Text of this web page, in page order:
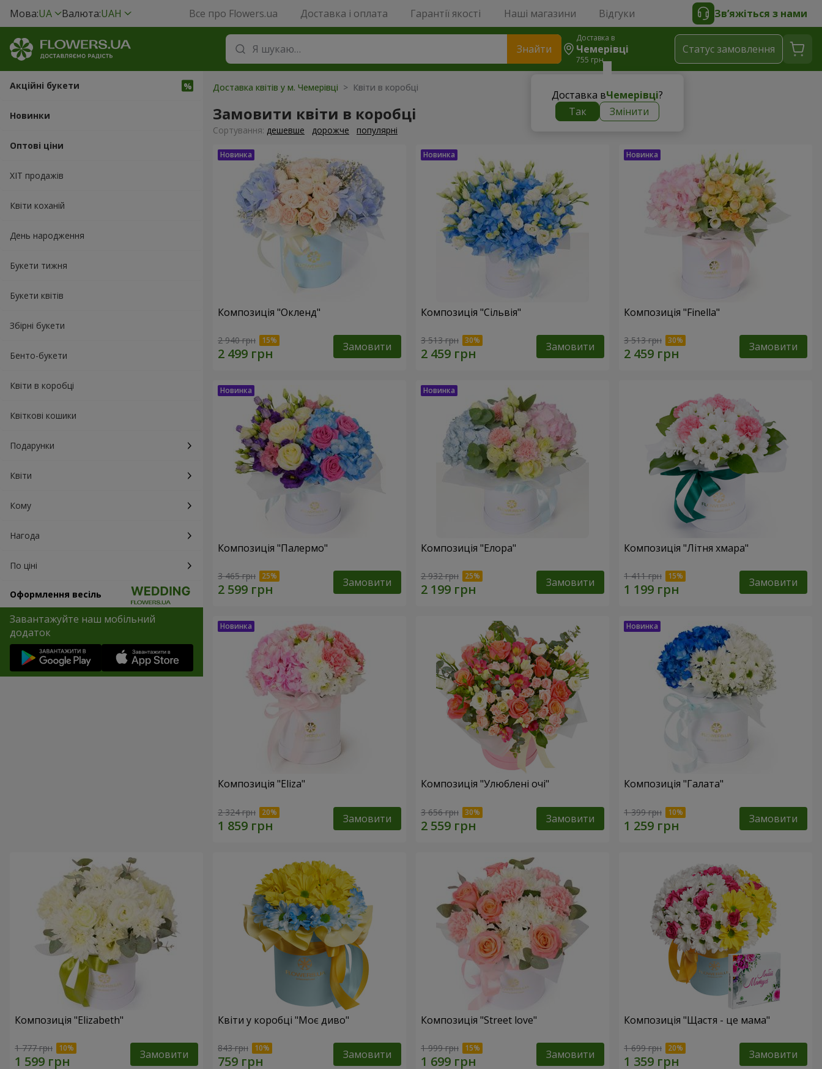
Мова:UA Валюта:UAH Все про Flowers.ua Доставка і оплата Гарантії якості Наші магазини Відгуки Зв’яжіться з нами
Знайти
Доставка в
Чемерівці
755 грн
Доставка вЧемерівці?
Так
Змінити
Статус замовлення
Акційні букети
Новинки
Оптові ціни
ХІТ продажів
Квіти коханій
День народження
Букети тижня
Букети квітів
Збірні букети
Бенто-букети
Квіти в коробці
Квіткові кошики
Подарунки
Квіти
Кому
Нагода
По ціні
Оформлення весіль
Завантажуйте наш мобільний
додаток
Доставка квітів у м. Чемерівці > Квіти в коробці
Замовити квіти в коробці
Сортування: дешевше дорожче популярні
Композиція "Окленд"
2 940 грн Замовити
Композиція "Сільвія"
3 513 грн Замовити
Композиція "Finella"
3 513 грн Замовити
Композиція "Палермо"
3 465 грн Замовити
Композиція "Елора"
2 932 грн Замовити
Композиція "Літня хмара"
1 411 грн Замовити
Композиція "Eliza"
2 324 грн Замовити
Композиція "Улюблені очі"
3 656 грн Замовити
Композиція "Галата"
1 399 грн Замовити
Композиція "Elizabeth"
1 777 грн Замовити
Квіти у коробці "Моє диво"
843 грн Замовити
Композиція "Street love"
1 999 грн Замовити
Композиція "Щастя - це мама"
1 699 грн Замовити